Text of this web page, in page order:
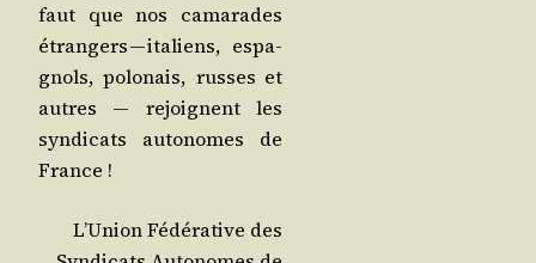
faut que nos cama­rades
étran­gers — ita­liens, espa­
gnols, polo­nais, russes et
autres ― rejoignent les
syn­di­cats auto­nomes de
France !
L’U­nion Fédé­ra­tive des